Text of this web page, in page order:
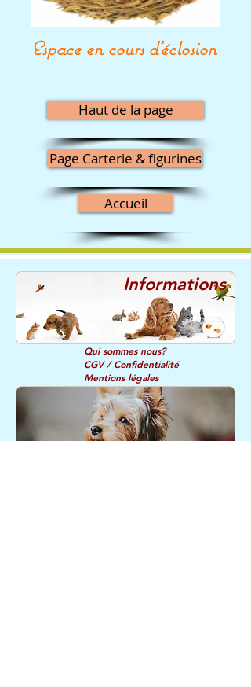
Espace en cours d'éclosion
Haut de la page
Page Carterie & figurines
Accueil
Informations
Qui sommes nous?
CGV / Confidentialité
Mentions légales